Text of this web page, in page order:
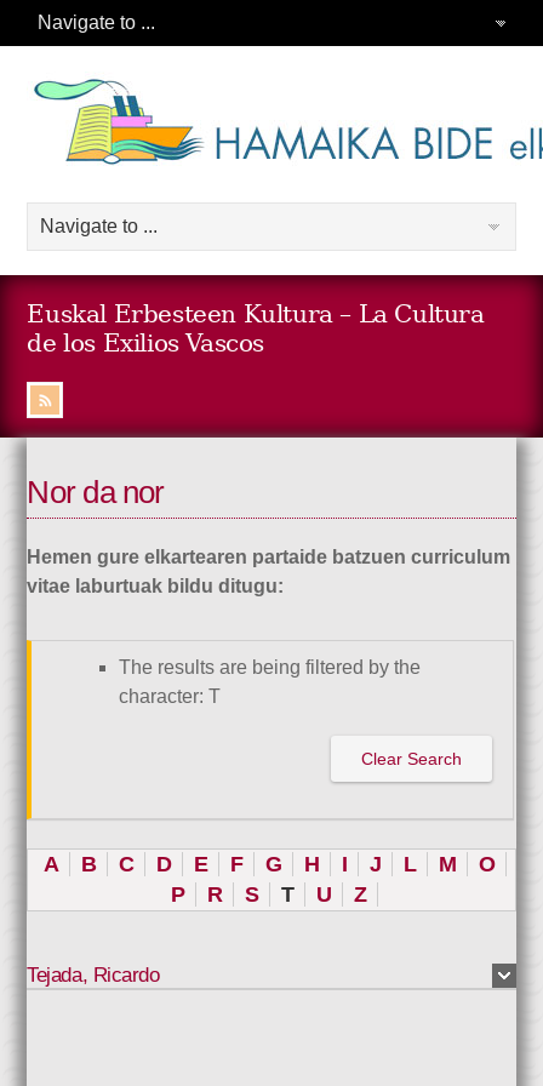
Euskal Erbesteen Kultura – La Cultura
de los Exilios Vascos
Nor da nor
Hemen gure elkartearen partaide batzuen curriculum
vitae laburtuak bildu ditugu:
The results are being filtered by the
character: T
Clear Search
A B C D E F G H I J L M
O
P
R S T U Z
Tejada, Ricardo